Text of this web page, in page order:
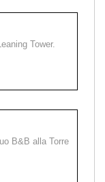
Tower.
B&B alla Torre